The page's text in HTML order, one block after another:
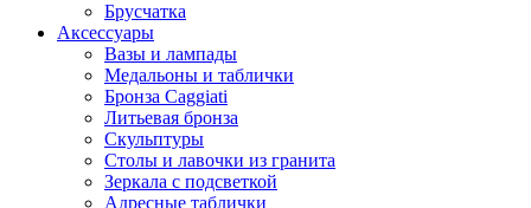
Брусчатка
Аксессуары
Вазы и лампады
Медальоны и таблички
Бронза Caggiati
Литьевая бронза
Скульптуры
Столы и лавочки из гранита
Зеркала с подсветкой
Адресные таблички